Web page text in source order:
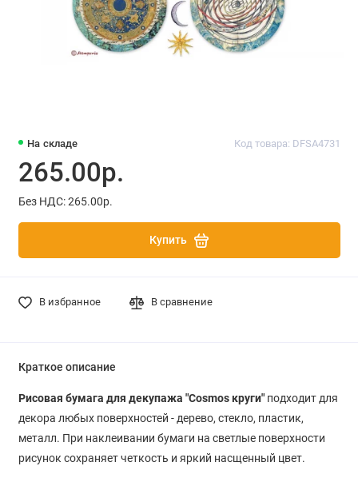
На складе Код товара: DFSA4731
265.00р.
Без НДС: 265.00р.
Купить
В избранное В сравнение
Краткое описание
Рисовая бумага для декупажа "Cosmos круги"подходит для
декора любых поверхностей - дерево, стекло, пластик,
металл. При наклеивании бумаги на светлые поверхности
рисунок сохраняет четкость и яркий насщенный цвет.